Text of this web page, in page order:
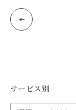
サービス別